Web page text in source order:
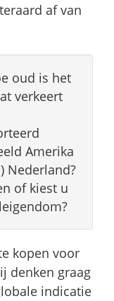
af van
oud is het
verkeert
Amerika
Nederland?
of kiest u
kopen voor
denken graag
indicatie